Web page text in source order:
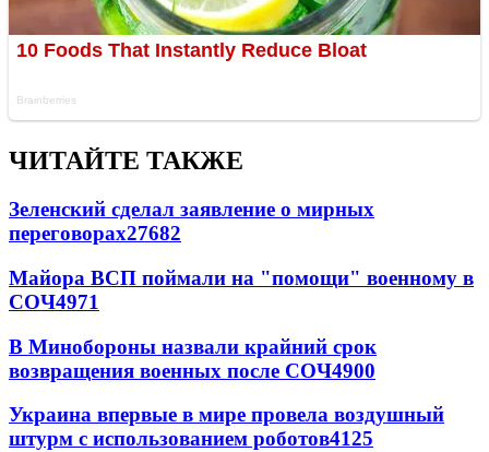
ЧИТАЙТЕ ТАКЖЕ
Зеленский сделал заявление о мирных
переговорах27682
Майора ВСП поймали на "помощи" военному в
СОЧ4971
В Минобороны назвали крайний срок
возвращения военных после СОЧ4900
Украина впервые в мире провела воздушный
штурм с использованием роботов4125